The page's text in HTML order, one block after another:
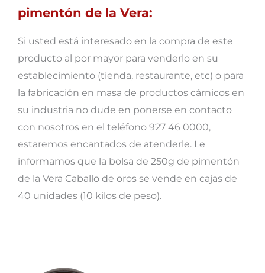
pimentón de la Vera:
Si usted está interesado en la compra de este
producto al por mayor para venderlo en su
establecimiento (tienda, restaurante, etc) o para
la fabricación en masa de productos cárnicos en
su industria no dude en ponerse en contacto
con nosotros en el teléfono 927 46 0000,
estaremos encantados de atenderle. Le
informamos que la bolsa de 250g de pimentón
de la Vera Caballo de oros se vende en cajas de
40 unidades (10 kilos de peso).